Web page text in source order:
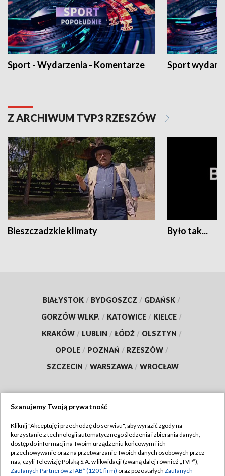
Sport - Wydarzenia - Komentarze Sport
Z ARCHIWUM TVP3 RZESZÓW
Bieszczadzkie klimaty Było tak...
BIAŁYSTOK / BYDGOSZCZ / GDAŃSK /
GORZÓW WLKP. / KATOWICE / KIELCE /
KRAKÓW / LUBLIN / ŁÓDŹ / OLSZTYN /
OPOLE / POZNAŃ / RZESZÓW /
SZCZECIN / WARSZAWA / WROCŁAW
TVP
Abonament TVP
Emisja w TVP
Regulamin TVP
Polityka prywatności
Szanujemy Twoją prywatność
Kliknij "Akceptuję i przechodzę do serwisu", aby wyrazić zgody na
korzystanie z technologii automatycznego śledzenia i zbierania danych,
dostęp do informacji na Twoim urządzeniu końcowym i ich
przechowywanie oraz na przetwarzanie Twoich danych osobowych przez
nas, czyli Telewizję Polską S.A. w likwidacji (zwaną dalej również „TVP”),
Zaufanych Partnerów z IAB* (1201 firm) oraz pozostałych Zaufanych